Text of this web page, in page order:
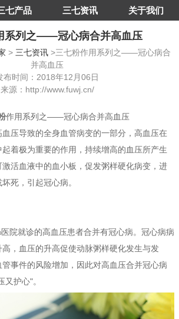
七产品 三七资讯 关于我们
系列之——冠心病合并高血压
> 三七资讯 >三七粉作用系列之——冠心病合
并高血压
布时间：2018年12月06日
来源：http://www.fuwj.cn/
作用系列之——冠心病合并高血压
压导致的全身血管病变的一部分，高血压在
着极为重要的作用，持续增高的血压所产生
活血液中的血小板，促发粥样硬化病变，进
死，引起冠心病。
院就诊的高血压患者合并有冠心病。冠心病病
高，血压的升高促使动脉粥样硬化发生与发
事件的风险增加，因此对高血压合并冠心病
又护心"。